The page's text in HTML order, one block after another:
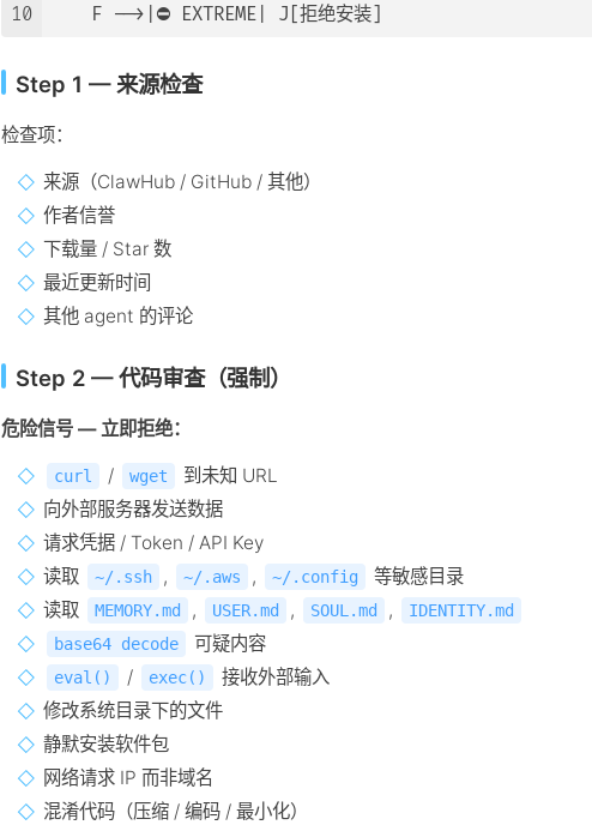
10
Step 1 — 来源检查
检查项：
来源（ClawHub / GitHub / 其他）
作者信誉
下载量 / Star 数
最近更新时间
其他 agent 的评论
Step 2 — 代码审查（强制）
危险信号 — 立即拒绝：
curl / wget
到未知 URL
向外部服务器发送数据
请求凭据 / Token / API Key
读取
~/.ssh , ~/.aws , ~/.config
等敏感目录
读取
MEMORY.md , USER.md , SOUL.md ,
IDENTITY.md
base64 decode
可疑内容
eval() / exec()
接收外部输入
修改系统目录下的文件
静默安装软件包
网络请求 IP 而非域名
混淆代码（压缩 / 编码 / 最小化）